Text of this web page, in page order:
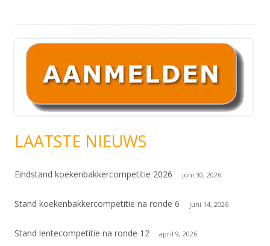
Hoofd
sidebar
LAATSTE NIEUWS
Eindstand koekenbakkercompetitie 2026 juni 30, 2026
Stand koekenbakkercompetitie na ronde 6 juni 14, 2026
Stand lentecompetitie na ronde 12 april 9, 2026